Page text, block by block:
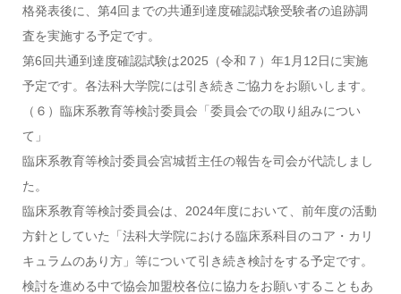
格発表後に、第4回までの共通到達度確認試験受験者の追跡調
査を実施する予定です。
第6回共通到達度確認試験は2025（令和７）年1月12日に実施
予定です。各法科大学院には引き続きご協力をお願いします。
（６）臨床系教育等検討委員会「委員会での取り組みについ
て」
臨床系教育等検討委員会宮城哲主任の報告を司会が代読しまし
た。
臨床系教育等検討委員会は、2024年度において、前年度の活動
方針としていた「法科大学院における臨床系科目のコア・カリ
キュラムのあり方」等について引き続き検討をする予定です。
検討を進める中で協会加盟校各位に協力をお願いすることもあ